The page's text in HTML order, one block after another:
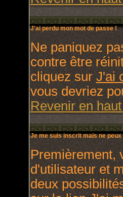
J'ai perdu mon mot de passe !
Ne paniquez
contre être
cliquez surJ'ai
vous devriez
Revenir en
Je me suis inscrit mais ne
Premièrement,
d'utilisateur et
deux